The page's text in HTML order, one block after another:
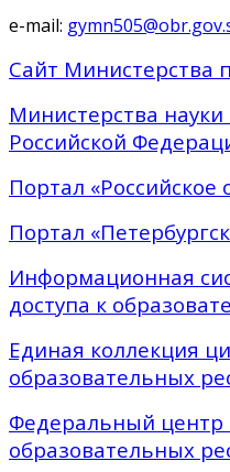
e-mail:
Сайт Министерства
Министерства
Российской
Портал «Российское
Портал
Информационная
доступа к
Единая коллекция
образовательных
Федеральный
образовательных